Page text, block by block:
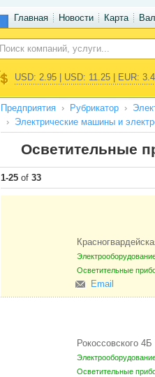
Главная Новости Карта
USD: 2.95 | USD: 11.25 | EUR:
Предприятия Рубрикатор
Электрические машины и
Осветительные
1-25 of 33
Осветительные
Email
Рокоссовского
Осветительные